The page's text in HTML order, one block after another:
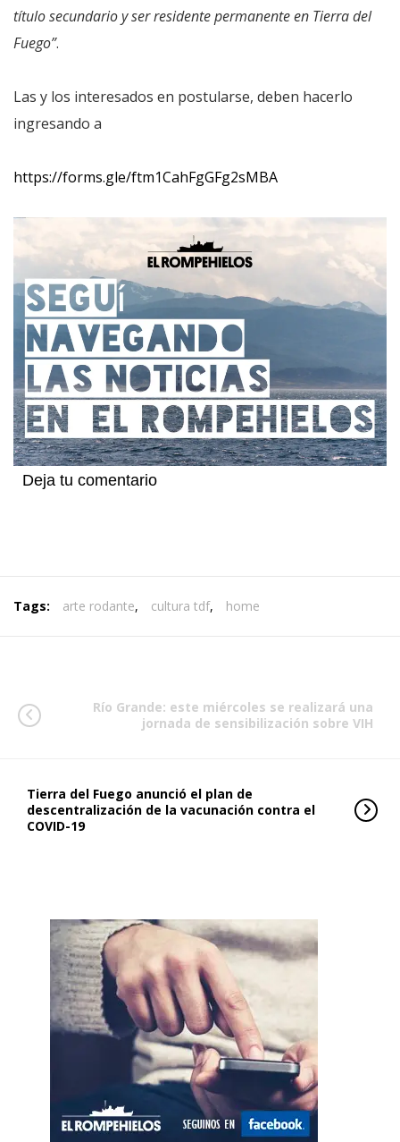
título secundario y ser residente permanente en Tierra del
Fuego”.
Las y los interesados en postularse, deben hacerlo
ingresando a
https://forms.gle/ftm1CahFgGFg2sMBA
Deja tu comentario
Tags: arte rodante, cultura tdf, home
Río Grande: este miércoles se realizará una
jornada de sensibilización sobre VIH
Tierra del Fuego anunció el plan de
descentralización de la vacunación contra el
COVID-19